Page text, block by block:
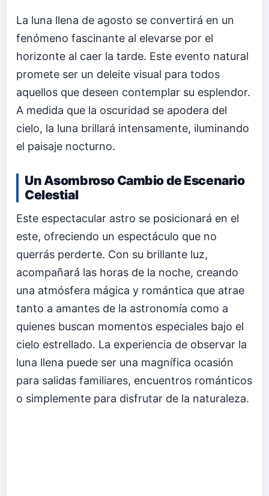
La luna llena de agosto se convertirá en un
fenómeno fascinante al elevarse por el
horizonte al caer la tarde. Este evento natural
promete ser un deleite visual para todos
aquellos que deseen contemplar su esplendor.
A medida que la oscuridad se apodera del
cielo, la luna brillará intensamente, iluminando
el paisaje nocturno.
Un Asombroso Cambio de Escenario
Celestial
Este espectacular astro se posicionará en el
este, ofreciendo un espectáculo que no
querrás perderte. Con su brillante luz,
acompañará las horas de la noche, creando
una atmósfera mágica y romántica que atrae
tanto a amantes de la astronomía como a
quienes buscan momentos especiales bajo el
cielo estrellado. La experiencia de observar la
luna llena puede ser una magnífica ocasión
para salidas familiares, encuentros románticos
o simplemente para disfrutar de la naturaleza.